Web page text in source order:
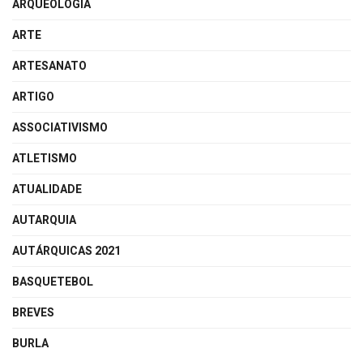
ARQUEOLOGIA
ARTE
ARTESANATO
ARTIGO
ASSOCIATIVISMO
ATLETISMO
ATUALIDADE
AUTARQUIA
AUTÁRQUICAS 2021
BASQUETEBOL
BREVES
BURLA